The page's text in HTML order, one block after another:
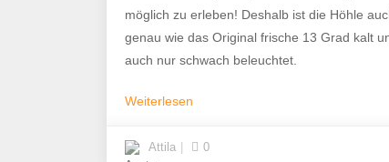
möglich zu erleben! Deshalb ist die Höhle
genau wie das Original frische 13 Grad kalt
auch nur schwach beleuchtet.
Weiterlesen
Attila 0